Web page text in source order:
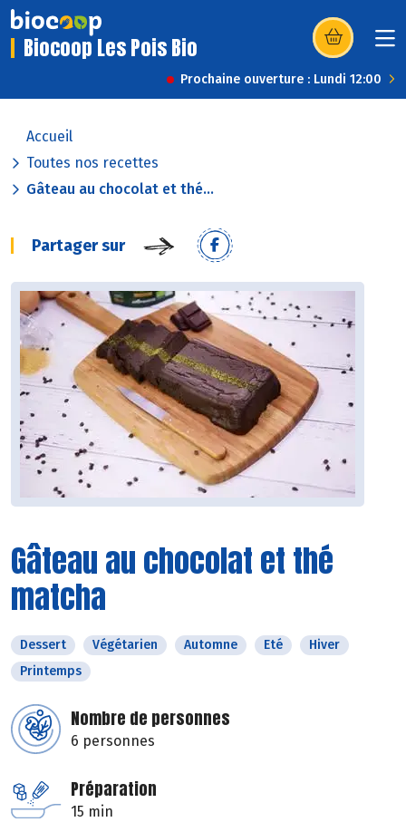
Biocoop Les Pois Bio (s’ouvre dans
Prochaine ouverture : Lundi 12:00
Accueil
Toutes nos recettes
Gâteau au chocolat et thé...
Partager sur
Gâteau au chocolat et thé
matcha
Dessert Végétarien Automne Eté
Hiver
Printemps
Nombre de personnes
6 personnes
Préparation
15 min